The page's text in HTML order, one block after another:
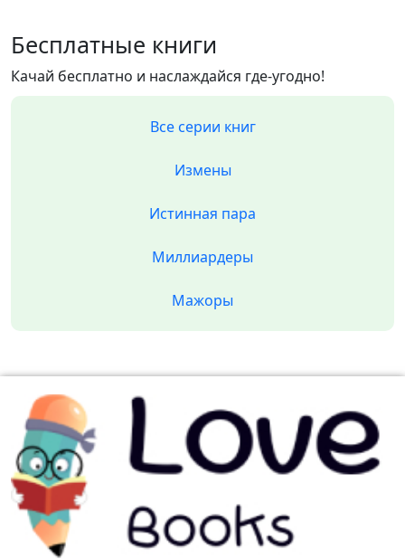
Бесплатные книги
Качай бесплатно и наслаждайся где-угодно!
Все серии книг
Измены
Истинная пара
Миллиардеры
Мажоры